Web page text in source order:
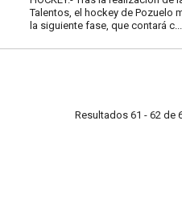
Talentos, el hockey de Pozuelo
la siguiente fase, que contará c
Resultados 61 - 62 de